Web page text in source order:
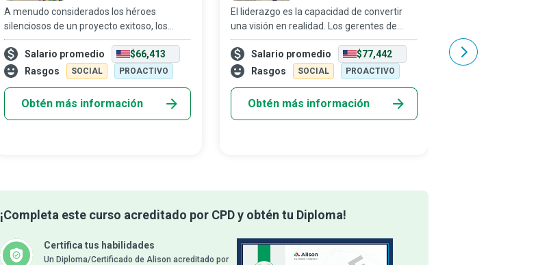
A menudo considerados los héroes
silenciosos de un proyecto exitoso, los
analistas de proyectos son el vínculo que
mantiene unido al equipo, expertos en
multitareas que resultan clave para la
Salario promedio
$66,413
Rasgos
SOCIAL PROACTIVO
Obtén más información
El liderazgo es la capacidad de convertir
una visión en realidad. Los gerentes de
proyectos son líderes confiables que hacen
realidad los planes de crecimiento de la
empresa, asegurándose de que su eq
Salario promedio
$77,442
Rasgos
SOCIAL PROACTIVO
Obtén más información
dinámicos saquen lo
a través de la
procesos que ayudan
Salario promedio
¡Completa este curso acreditado por CPD y obtén tu Diploma!
Certifica tus habilidades
Un Diploma/Certificado de Alison acreditado por